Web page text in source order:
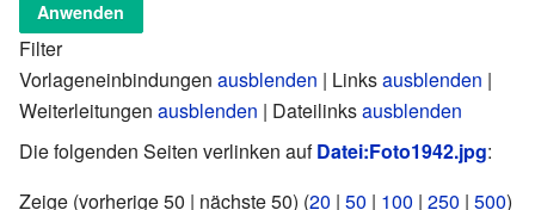
Filter
Vorlageneinbindungen ausblenden | Linksausblenden |
Weiterleitungen ausblenden | Dateilinksausblenden
Die folgenden Seiten verlinken aufDatei:Foto1942.jpg:
Zeige (vorherige 50 | nächste 50) (20 | 50 | 100 | 250 | 500)